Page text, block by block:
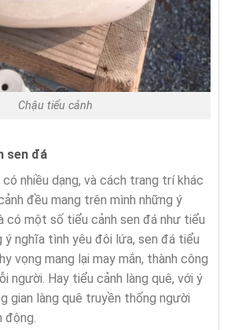
Chậu tiểu cảnh
sen đá
có nhiều dạng, và cách trang trí khác
đều mang trên mình những ý
có một số tiểu cảnh sen đá như tiểu
ý nghĩa tình yêu đôi lứa, sen đá tiểu
vọng mang lại may mắn, thành công
người. Hay tiểu cảnh làng quê, với ý
gian làng quê truyền thống người